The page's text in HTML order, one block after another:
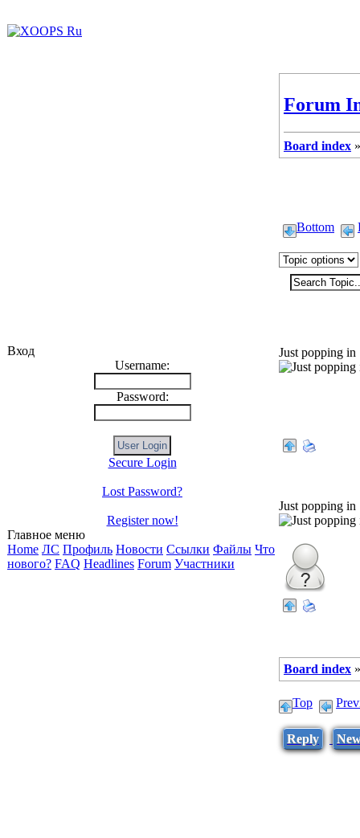
Вход
Username:
Password:
Secure Login
Lost Password?
Register now!
Главное меню
Home ЛС Профиль Новости Ссылки Файлы Что
нового? FAQ Headlines Forum Участники
Forum
Board index »
Bottom
Just popping in
Just popping in
Board index »
Top
Reply